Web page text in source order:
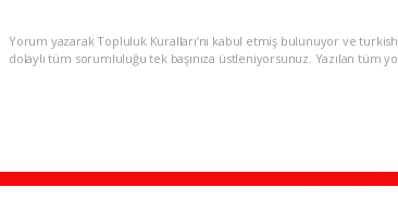
Yorum yazarak Topluluk Kuralları’nı kabul etmiş bulunuyor ve
dolaylı tüm sorumluluğu tek başınıza üstleniyorsunuz. Yazılan